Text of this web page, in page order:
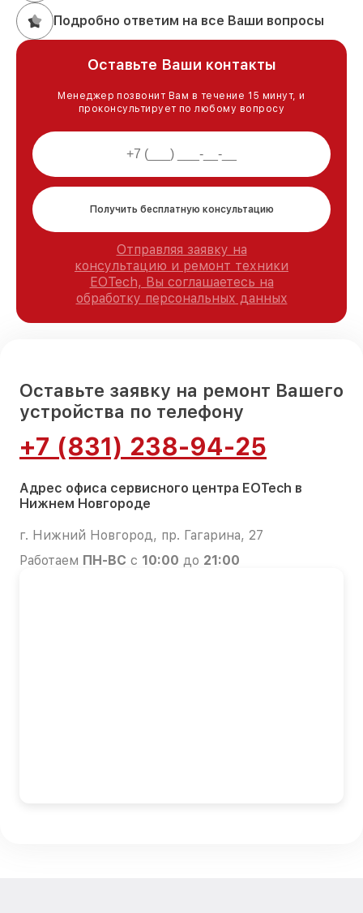
Подробно ответим на все Ваши вопросы
Оставьте Ваши контакты
Менеджер позвонит Вам в течение 15 минут, и
проконсультирует по любому вопросу
Получить бесплатную консультацию
Отправляя заявку на
консультацию и ремонт техники
EOTech, Вы соглашаетесь на
обработку персональных данных
Оставьте заявку на ремонт Вашего
устройства по телефону
+7 (831) 238-94-25
Адрес офиса сервисного центра EOTech в
Нижнем Новгороде
г. Нижний Новгород, пр. Гагарина, 27
Работаем ПН-ВС с 10:00 до 21:00